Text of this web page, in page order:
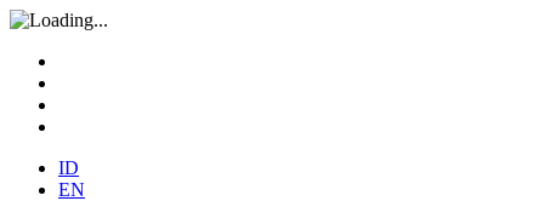
ID
EN